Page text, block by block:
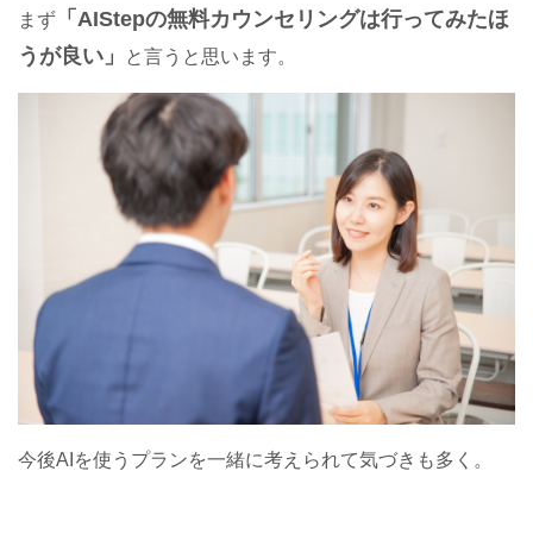
まず 「AIStepの無料カウンセリングは行ってみたほ
うが良い」
と言うと思います。
今後AIを使うプランを一緒に考えられて気づきも多く。